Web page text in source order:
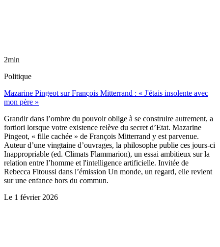
2min
Politique
Mazarine Pingeot sur François Mitterrand : « J'étais insolente avec
mon père »
Grandir dans l’ombre du pouvoir oblige à se construire autrement, a
fortiori lorsque votre existence relève du secret d’Etat. Mazarine
Pingeot, « fille cachée » de François Mitterrand y est parvenue.
Auteur d’une vingtaine d’ouvrages, la philosophe publie ces jours-ci
Inappropriable (ed. Climats Flammarion), un essai ambitieux sur la
relation entre l’homme et l'intelligence artificielle. Invitée de
Rebecca Fitoussi dans l’émission Un monde, un regard, elle revient
sur une enfance hors du commun.
Le 1 février 2026